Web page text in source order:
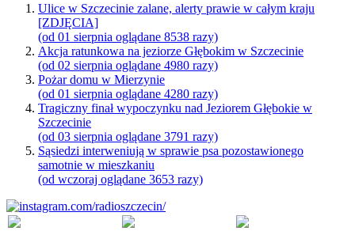
Ulice w Szczecinie zalane, alerty prawie w całym kraju
[ZDJĘCIA]
(od 01 sierpnia oglądane 8538 razy)
Akcja ratunkowa na jeziorze Głębokim w Szczecinie
(od 02 sierpnia oglądane 4980 razy)
Pożar domu w Mierzynie
(od 01 sierpnia oglądane 4280 razy)
Tragiczny finał wypoczynku nad Jeziorem Głębokie w
Szczecinie
(od 03 sierpnia oglądane 3791 razy)
Sąsiedzi interweniują w sprawie psa pozostawionego
samotnie w mieszkaniu
(od wczoraj oglądane 3653 razy)